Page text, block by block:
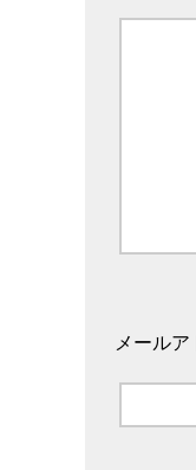
メールア